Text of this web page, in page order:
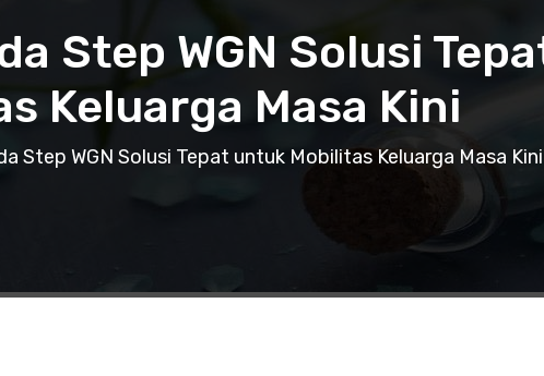
Step WGN Solusi
Keluarga Masa Kini
Step WGN Solusi Tepat untuk Mobilitas Keluarga Masa